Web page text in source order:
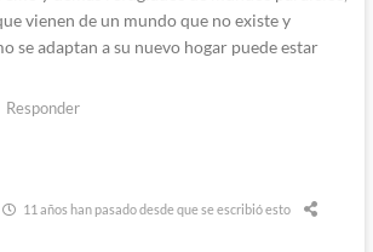
vienen de un mundo que no existe y
se adaptan a su nuevo hogar puede estar
Responder
11 años han pasado desde que se escribió esto